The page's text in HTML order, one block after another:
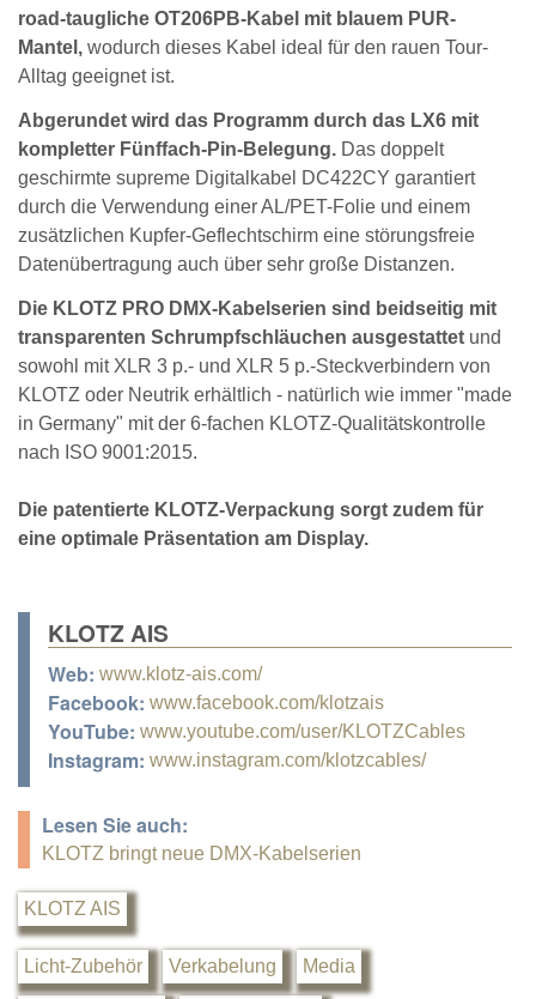
road-taugliche OT206PB-Kabel mit blauem PUR-
Mantel, wodurch dieses Kabel ideal für den rauen Tour-
Alltag geeignet ist.
Abgerundet wird das Programm durch das LX6 mit
kompletter Fünffach-Pin-Belegung. Das doppelt
geschirmte supreme Digitalkabel DC422CY garantiert
durch die Verwendung einer AL/PET-Folie und einem
zusätzlichen Kupfer-Geflechtschirm eine störungsfreie
Datenübertragung auch über sehr große Distanzen.
Die KLOTZ PRO DMX-Kabelserien sind beidseitig mit
transparenten Schrumpfschläuchen ausgestattet und
sowohl mit XLR 3 p.- und XLR 5 p.-Steckverbindern von
KLOTZ oder Neutrik erhältlich - natürlich wie immer "made
in Germany" mit der 6-fachen KLOTZ-Qualitätskontrolle
nach ISO 9001:2015.
Die patentierte KLOTZ-Verpackung sorgt zudem für
eine optimale Präsentation am Display.
KLOTZ AIS
Web: www.klotz-ais.com/
Facebook: www.facebook.com/klotzais
YouTube: www.youtube.com/user/KLOTZCables
Instagram: www.instagram.com/klotzcables/
Lesen Sie auch:
KLOTZ bringt neue DMX-Kabelserien
KLOTZ AIS
Licht-Zubehör Verkabelung Media